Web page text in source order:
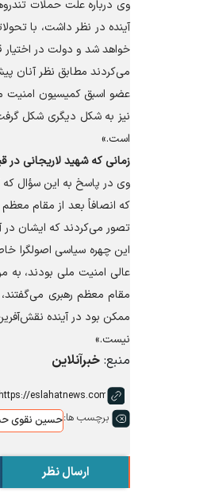
وی درباره علت حملات
آینده در نظر داشت، با
خواهد شد و دولت در اختیار
می‌کردند مطابق نظر آنان
عضو اسبق کمیسیون امنیت
نیز به شکل دیگری شکل
است.»
زمانی که شهید لاریجانی در
وی در پاسخ به این سؤال که
که انصافاً بعد از مقام
تصور می‌کردند که ایشان
این چهره سیاسی اصولگرا
عالی امنیت ملی بودند،
مقام معظم رهبری
ممکن بود در آینده
نیست.»
منبع: خبرآنلاین
برچسب ها:حسین نقوی
ارسال نظر